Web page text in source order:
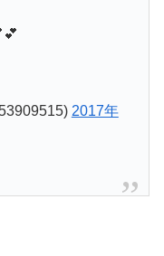
2017年